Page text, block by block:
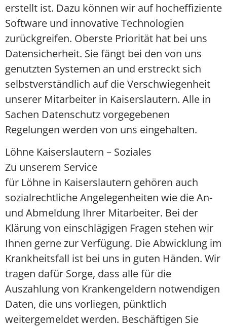
erstellt ist. Dazu können wir auf hocheffiziente
Software und innovative Technologien
zurückgreifen. Oberste Priorität hat bei uns
Datensicherheit. Sie fängt bei den von uns
genutzten Systemen an und erstreckt sich
selbstverständlich auf die Verschwiegenheit
unserer Mitarbeiter in Kaiserslautern. Alle in
Sachen Datenschutz vorgegebenen
Regelungen werden von uns eingehalten.
Löhne Kaiserslautern – Soziales
Zu unserem Service
für Löhne in Kaiserslautern gehören auch
sozialrechtliche Angelegenheiten wie die An-
und Abmeldung Ihrer Mitarbeiter. Bei der
Klärung von einschlägigen Fragen stehen wir
Ihnen gerne zur Verfügung. Die Abwicklung im
Krankheitsfall ist bei uns in guten Händen. Wir
tragen dafür Sorge, dass alle für die
Auszahlung von Krankengeldern notwendigen
Daten, die uns vorliegen, pünktlich
weitergemeldet werden. Beschäftigen Sie